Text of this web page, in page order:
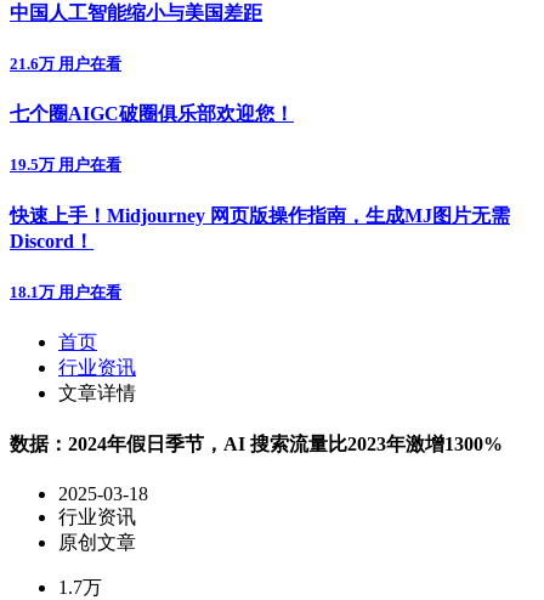
中国人工智能缩小与美国差距
21.6万 用户在看
七个圈AIGC破圈俱乐部欢迎您！
19.5万 用户在看
快速上手！Midjourney 网页版操作指南，生成MJ图片无需
Discord！
18.1万 用户在看
首页
行业资讯
文章详情
数据：2024年假日季节，AI 搜索流量比2023年激增1300%
2025-03-18
行业资讯
原创文章
1.7万